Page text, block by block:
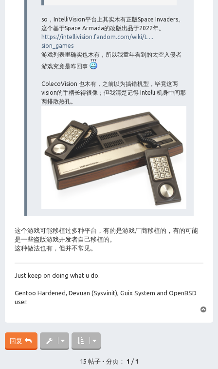
so，IntelliVision平台上其实木有正版Space Invaders。
这个基于Space Armada的改版出品于2022年。
https://intellivision.fandom.com/wiki/L ...
sion_games
游戏列表里确实也木有，所以我童年看到的太空入侵者
游戏究竟是咋回事
ColecoVision 也木有，之前以为搞错机型，毕竟这两
vision的手柄长得很像；但我清楚记得 Intelli 机身中间那
两排散热孔。
这个游戏可能移植过多种平台，有的是游戏厂商移植的，有的可能
是一些盗版游戏开发者自己移植的。
这种做法也有，但并不常见。
Just keep on doing what u do.
Gentoo Hardened, Devuan (Sysvinit), Guix System and OpenBSD
user.
回复
15 帖子 • 分页： 1 / 1